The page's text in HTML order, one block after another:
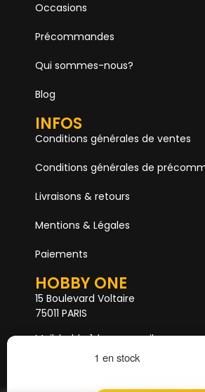
1 en stock
Occasions
Précommandes
Qui sommes-nous?
Blog
INFOS
Conditions générales de ventes
Conditions générales de
Livraisons & retours
Mentions & Légales
Paiements
HOBBY ONE
15 Boulevard Voltaire
75011 PARIS
Mail. hobby1shop@gmail.com
Tél. 01 402 11 402